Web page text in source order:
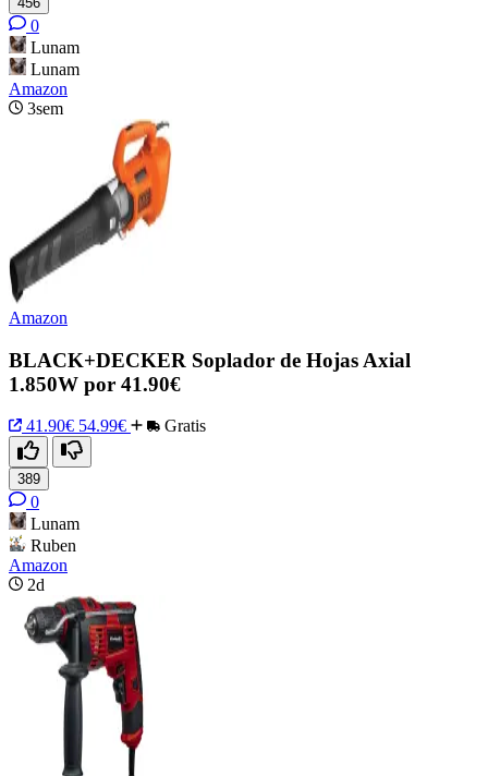
0
Lunam
Lunam
Amazon
3sem
Amazon
BLACK+DECKER Soplador de Hojas Axial
1.850W por 41.90€
41.90€ 54.99€ Gratis
389
0
Lunam
Ruben
Amazon
2d